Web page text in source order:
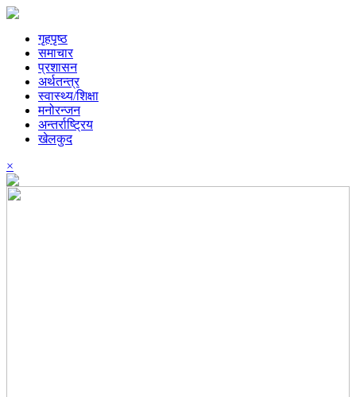
गृहपृष्ठ
समाचार
प्रशासन
अर्थतन्त्र
स्वास्थ्य/शिक्षा
मनोरन्जन
अन्तर्राष्ट्रिय
खेलकुद
×